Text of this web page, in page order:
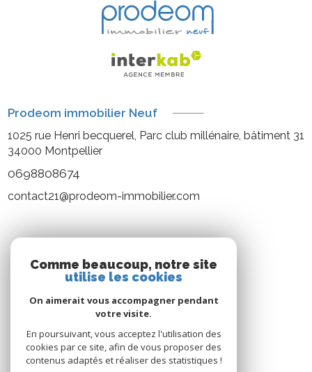
Prodeom immobilier Neuf
1025 rue Henri becquerel, Parc club millénaire, bâtiment 31
34000 Montpellier
0698808674
contact21@prodeom-immobilier.com
Nous suivre
Comme beaucoup, notre site
utilise les cookies
On aimerait vous accompagner pendant
votre visite.
En poursuivant, vous acceptez l'utilisation des
cookies par ce site, afin de vous proposer des
contenus adaptés et réaliser des statistiques !